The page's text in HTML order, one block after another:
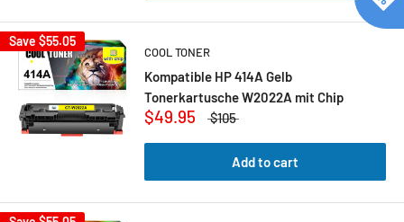
Save $55.05
COOL TONER
Kompatible HP 414A Gelb
Tonerkartusche W2022A mit Chip
$49.95 $105
Add to cart